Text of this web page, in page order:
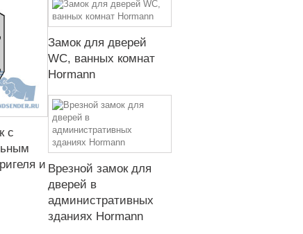
с
и
Замок для дверей
WC, ванных комнат
Hormann
Врезной замок для
дверей в
административных
зданиях Hormann